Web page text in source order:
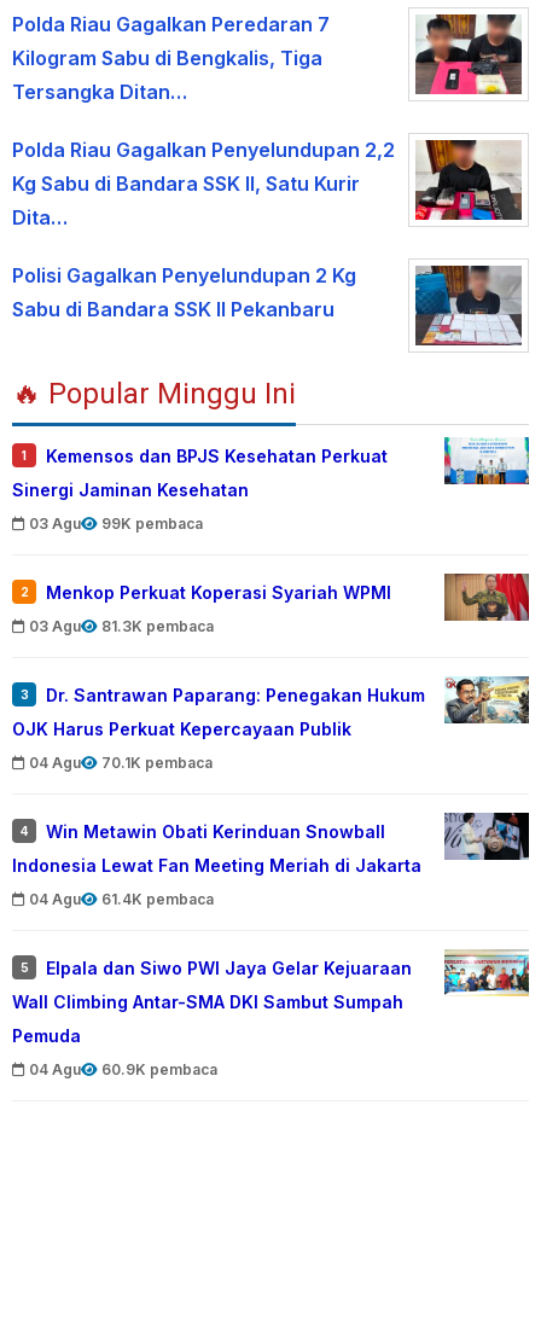
Polda Riau Gagalkan Peredaran 7
Kilogram Sabu di Bengkalis, Tiga
Tersangka Ditan…
Polda Riau Gagalkan Penyelundupan 2,2
Kg Sabu di Bandara SSK II, Satu Kurir
Dita…
Polisi Gagalkan Penyelundupan 2 Kg
Sabu di Bandara SSK II Pekanbaru
🔥 Popular Minggu Ini
1
Kemensos dan BPJS Kesehatan Perkuat
Sinergi Jaminan Kesehatan
03 Agu 99K pembaca
2 Menkop Perkuat Koperasi Syariah WPMI
03 Agu 81.3K pembaca
3
Dr. Santrawan Paparang: Penegakan Hukum
OJK Harus Perkuat Kepercayaan Publik
04 Agu 70.1K pembaca
4
Win Metawin Obati Kerinduan Snowball
Indonesia Lewat Fan Meeting Meriah di Jakarta
04 Agu 61.4K pembaca
5
Elpala dan Siwo PWI Jaya Gelar Kejuaraan
Wall Climbing Antar-SMA DKI Sambut Sumpah
Pemuda
04 Agu 60.9K pembaca